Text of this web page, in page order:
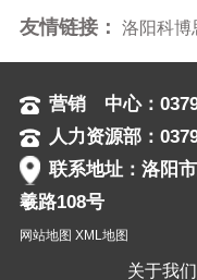
友情链接： 洛阳科博
营销 中心：
人力资源部：
联系地址：洛阳
羲路108号
网站地图 XML地图
关于我们